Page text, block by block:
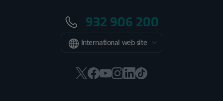
932 906 200
International web site
EsteEsteEsteEsteEsteEnlace